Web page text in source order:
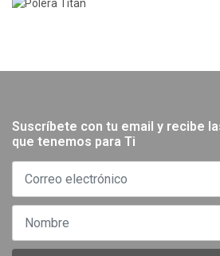
Suscríbete con tu email y recibe
que tenemos para Ti